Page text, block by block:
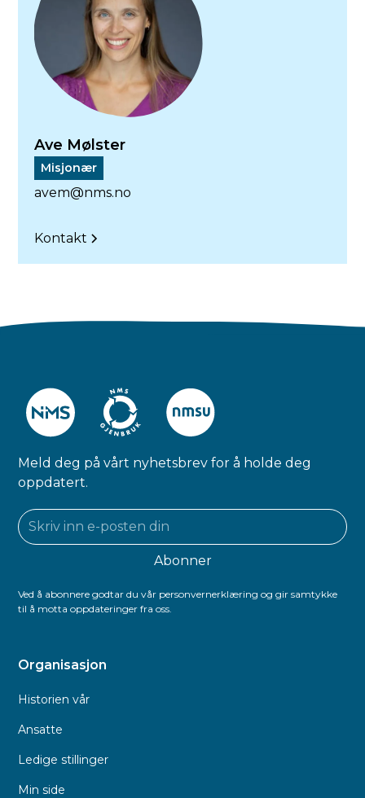
Ave Mølster
Misjonær
avem@nms.no
Kontakt
Meld deg på vårt nyhetsbrev for å holde deg
oppdatert.
Ved å abonnere godtar du vår personvernerklæring og gir samtykke
til å motta oppdateringer fra oss.
Organisasjon
Historien vår
Ansatte
Ledige stillinger
Min side